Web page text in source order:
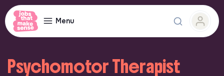
Menu
Psychomotor Therapist